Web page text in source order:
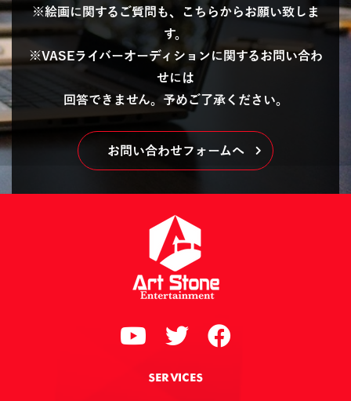
※絵画に関するご質問も、こちらからお願い致しま
す。
※VASEライバーオーディションに関するお問い合わ
せには
回答できません。予めご了承ください。
お問い合わせフォームへ
SERVICES